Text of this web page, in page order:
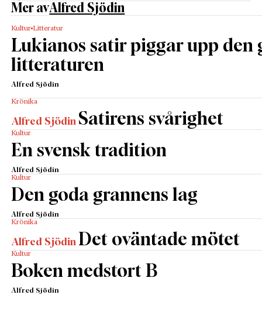
Mer avAlfred Sjödin
Kultur Litteratur
Lukianos satir piggar upp den
litteraturen
Alfred Sjödin
Krönika
Alfred Sjödin Satirens svårighet
Kultur
En svensk tradition
Alfred Sjödin
Kultur
Den goda grannens lag
Alfred Sjödin
Krönika
Alfred Sjödin Det oväntade mötet
Kultur
Boken medstort B
Alfred Sjödin